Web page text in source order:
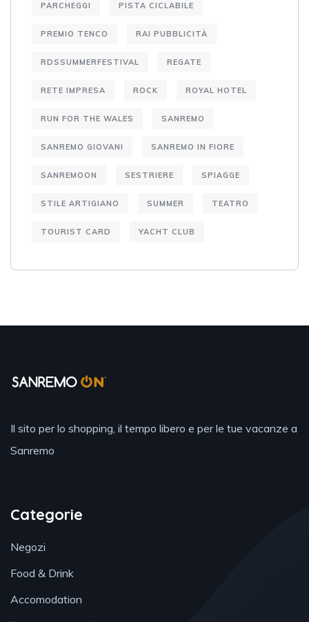
PARCHEGGI PISTA CICLABILE
PREMIO TENCO RAI PUBBLICITÀ
RDSSUMMERFESTIVAL REGATE
RETE IMPRESA ROCK ROYAL HOTEL
RUN FOR THE WALES SANREMO
SANREMO GIOVANI SANREMO IN FIORE
SANREMOON SESTRIERE SPIAGGE
STILE ARTIGIANO SUMMER TEATRO
TOURIST CARD YACHT CLUB
Il sito per lo shopping, il tempo libero e per le tue vacanze a
Sanremo
Categorie
Negozi
Food & Drink
Accomodation